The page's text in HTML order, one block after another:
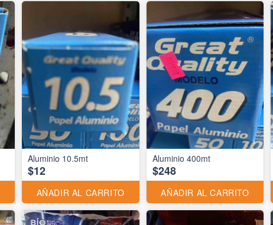
Aluminio 10.5mt
$12
AÑADIR AL CARRITO
Aluminio 400mt
$248
AÑADIR AL CARRITO